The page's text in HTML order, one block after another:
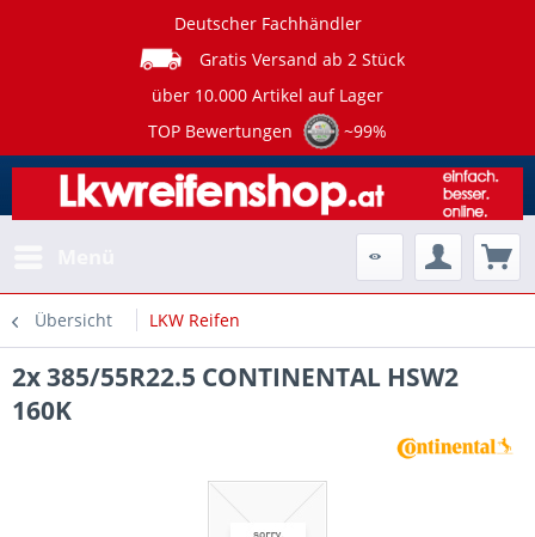
Deutscher Fachhändler
Gratis Versand ab 2 Stück
über 10.000 Artikel auf Lager
TOP Bewertungen
~99%
Übersicht LKW Reifen
2x 385/55R22.5 CONTINENTAL HSW2
160K